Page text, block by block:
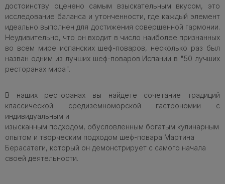
достоинству оценено самым взыскательным вкусом, это
исследование баланса и утонченности, где каждый элемент
идеально выполнен для достижения совершенной гармонии.
Неудивительно, что он входит в число наиболее признанных
во всем мире испанских шеф-поваров, несколько раз был
назван одним из лучших шеф-поваров Испании в "50 лучших
ресторанах мира".
В наших ресторанах вы найдете сочетание традиций
классической средиземноморской гастрономии с
индивидуальным и
изысканным подходом, обусловленным богатым кулинарным
опытом и творческим подходом шеф-повара Мартина
Берасатеги, который он демонстрирует с самого начала
своей деятельности.